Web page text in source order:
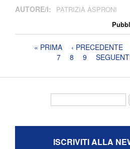
AUTORE/I: PATRIZIA ASPRONI
Pagine« PRIMA ‹ PRECEDENTE
7
8 9
ISCRIVITI ALLA